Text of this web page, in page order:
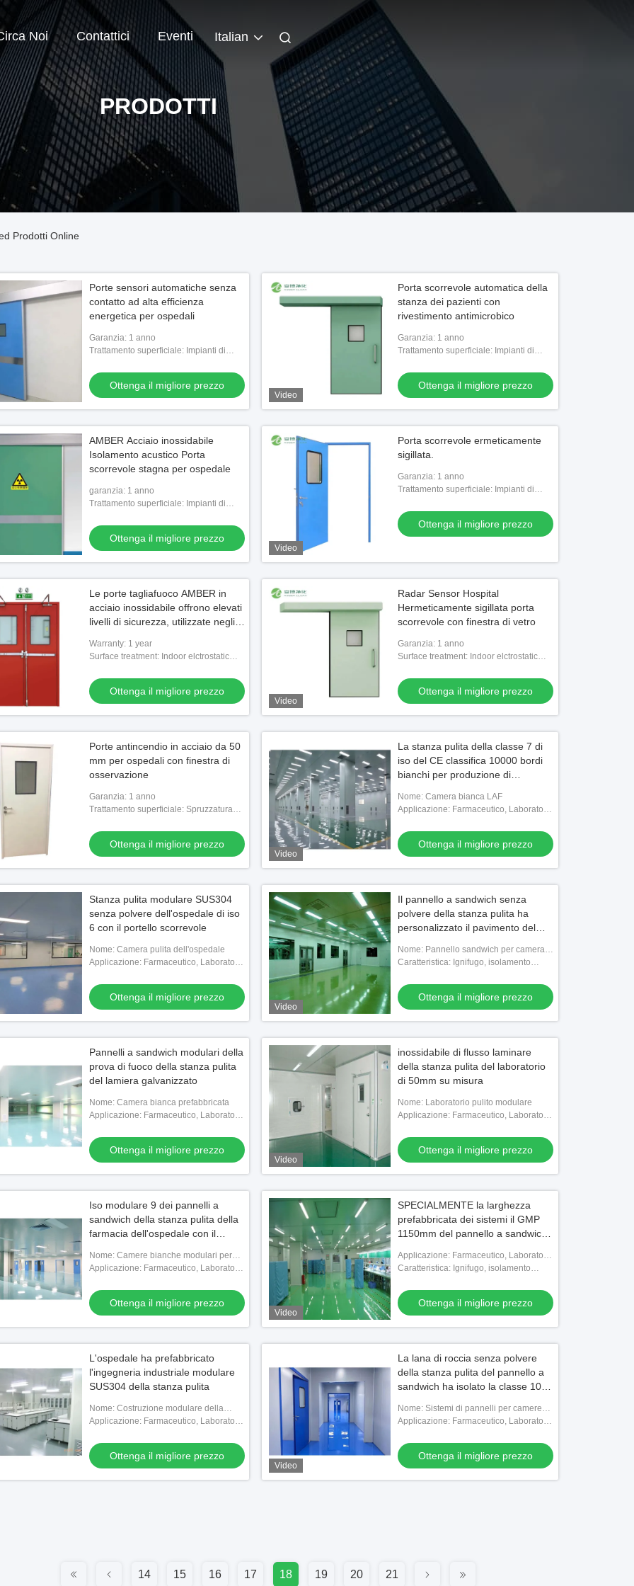
Noi Contattici Eventi Italian
PRODOTTI
Prodotti Online
pulita SS201
su misura per
migliore prezzo
Anestesia Medico Pendente di soffitto
Ottenga il migliore prezzo
Sistema di monitoraggio centrale della
sala operatoria Soluzione di controllo
della sala operatoria all-in-one con
integrazione di 6 sistemi
Ottenga il migliore prezzo
DORRA a cancello manuale a
aria medica
Ottenga il migliore prezzo
Porte sensori automatiche senza
contatto ad alta efficienza
energetica per ospedali
Garanzia: 1 anno
Trattamento superficiale: Impianti di
impianti di rivestimento
Ottenga il migliore prezzo
Video
Porta scorrevole automatica della
stanza dei pazienti con
rivestimento antimicrobico
Garanzia: 1 anno
Trattamento superficiale: Impianti di
impianti di rivestimento
Ottenga il migliore prezzo
AMBER Acciaio inossidabile
Isolamento acustico Porta
scorrevole stagna per ospedale
garanzia: 1 anno
Trattamento superficiale: Impianti di
impianti di rivestimento
Ottenga il migliore prezzo
Video
Porta scorrevole ermeticamente
sigillata.
Garanzia: 1 anno
Trattamento superficiale: Impianti di
impianti di rivestimento
Ottenga il migliore prezzo
Le porte tagliafuoco AMBER in
acciaio inossidabile offrono elevati
livelli di sicurezza, utilizzate negli
Warranty: 1 year
Surface treatment: Indoor elctrostatic
coating/SUS304
Ottenga il migliore prezzo
Video
Radar Sensor Hospital
Hermeticamente sigillata porta
scorrevole con finestra di vetro
Garanzia: 1 anno
Surface treatment: Indoor elctrostatic
coating/SUS304
Ottenga il migliore prezzo
Porte antincendio in acciaio da 50
mm per ospedali con finestra di
osservazione
Garanzia: 1 anno
Trattamento superficiale: Spruzzatura
fluorocarburo esterno/SUS304
Ottenga il migliore prezzo
Video
La stanza pulita della classe 7 di
iso del CE classifica 10000 bordi
bianchi per produzione di
Nome: Camera bianca LAF
Applicazione: Farmaceutico, Laboratorio
Ospedaliero
Ottenga il migliore prezzo
Stanza pulita modulare SUS304
senza polvere dell'ospedale di iso
6 con il portello scorrevole
Nome: Camera pulita dell'ospedale
Applicazione: Farmaceutico, Laboratorio
Ospedaliero
Ottenga il migliore prezzo
Video
Il pannello a sandwich senza
polvere della stanza pulita ha
personalizzato il pavimento del
Nome: Pannello sandwich per camera
bianca
Caratteristica: Ignifugo, isolamento
Ottenga il migliore prezzo
Pannelli a sandwich modulari della
prova di fuoco della stanza pulita
del lamiera galvanizzato
Nome: Camera bianca prefabbricata
Applicazione: Farmaceutico, Laboratorio
Ospedaliero
Ottenga il migliore prezzo
Video
inossidabile di flusso laminare
della stanza pulita del laboratorio
di 50mm su misura
Nome: Laboratorio pulito modulare
Applicazione: Farmaceutico, Laboratorio
Ospedaliero
Ottenga il migliore prezzo
Iso modulare 9 dei pannelli a
sandwich della stanza pulita della
farmacia dell'ospedale con il
Nome: Camere bianche modulari per
farmacie
Applicazione: Farmaceutico, Laboratorio
Ospedaliero
Ottenga il migliore prezzo
Video
SPECIALMENTE la larghezza
prefabbricata dei sistemi il GMP
1150mm del pannello a sandwich
personalizzato
Applicazione: Farmaceutico, Laboratorio
chimico, Impianto elettronico,
Caratteristica: Ignifugo, isolamento
Ottenga il migliore prezzo
L'ospedale ha prefabbricato
l'ingegneria industriale modulare
SUS304 della stanza pulita
Nome: Costruzione modulare della
camera bianca
Applicazione: Farmaceutico, Laboratorio
Ospedaliero
Ottenga il migliore prezzo
Video
La lana di roccia senza polvere
della stanza pulita del pannello a
sandwich ha isolato la classe 100
Nome: Sistemi di pannelli per camere
bianche
Applicazione: Farmaceutico, Laboratorio
Ospedaliero
Ottenga il migliore prezzo
14 15 16 17 18 19 20 21